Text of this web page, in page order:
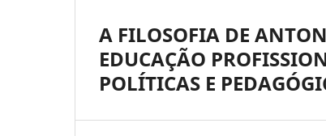
A FILOSOFIA DE
EDUCAÇÃO
POLÍTICAS E